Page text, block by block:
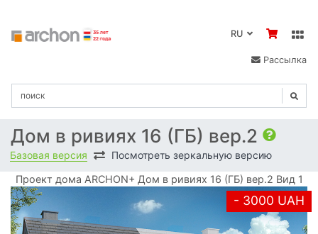
Рассылка
Дом в ривиях 16 (ГБ) вер.2
Базовая версия Посмотреть зеркальную версию
Проект дома ARCHON+ Дом в ривиях 16 (ГБ) вер.2 Вид 1
- 3000 UAH